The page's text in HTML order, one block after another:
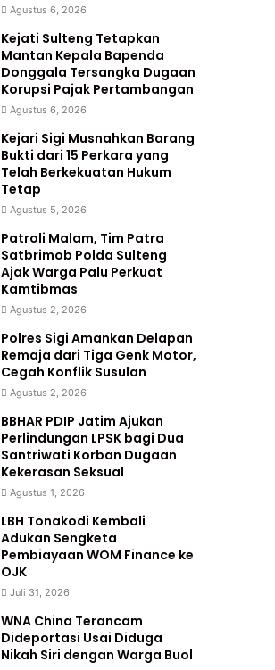
Agustus 6, 2026
Kejati Sulteng Tetapkan
Mantan Kepala Bapenda
Donggala Tersangka Dugaan
Korupsi Pajak Pertambangan
Agustus 6, 2026
Kejari Sigi Musnahkan Barang
Bukti dari 15 Perkara yang
Telah Berkekuatan Hukum
Tetap
Agustus 5, 2026
Patroli Malam, Tim Patra
Satbrimob Polda Sulteng
Ajak Warga Palu Perkuat
Kamtibmas
Agustus 2, 2026
Polres Sigi Amankan Delapan
Remaja dari Tiga Genk Motor,
Cegah Konflik Susulan
Agustus 2, 2026
BBHAR PDIP Jatim Ajukan
Perlindungan LPSK bagi Dua
Santriwati Korban Dugaan
Kekerasan Seksual
Agustus 1, 2026
LBH Tonakodi Kembali
Adukan Sengketa
Pembiayaan WOM Finance ke
OJK
Juli 31, 2026
WNA China Terancam
Dideportasi Usai Diduga
Nikah Siri dengan Warga Buol